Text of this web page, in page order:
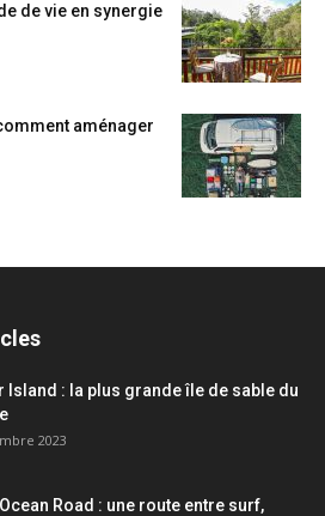
de vie en synergie
aménager
Island : la plus grande île de sable du
2023
Road : une route entre surf,